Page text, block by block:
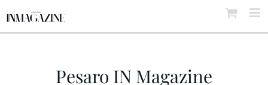
Pesaro IN Magazine